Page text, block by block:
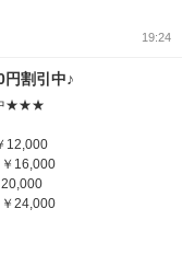
19:24
割引中♪
中★★★
12,000
16,000
24,000